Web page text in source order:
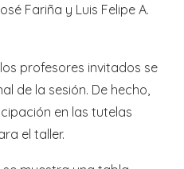
Fariña y Luis Felipe A.
profesores invitados se
de la sesión. De hecho,
en las tutelas
el taller.